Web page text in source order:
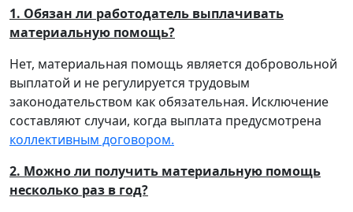
1. Обязан ли работодатель выплачивать
материальную помощь?
Нет, материальная помощь является добровольной
выплатой и не регулируется трудовым
законодательством как обязательная. Исключение
составляют случаи, когда выплата предусмотрена
коллективным договором.
2. Можно ли получить материальную помощь
несколько раз в год?